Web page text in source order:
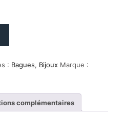
: Bagues, Bijoux Marque :
complémentaires